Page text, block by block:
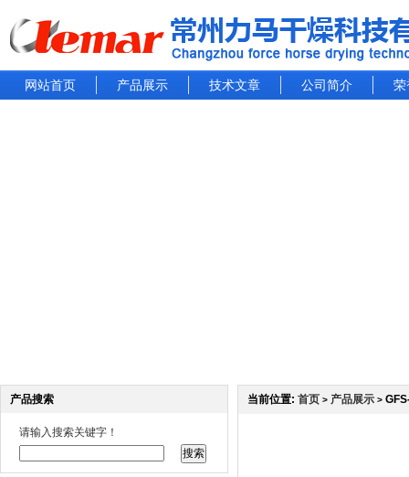
网站首页 产品展示 技术文章 公司简介 荣
产品搜索
请输入搜索关键字！
当前位置: 首页 > 产品展示 >